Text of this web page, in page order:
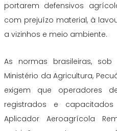
portarem defensivos
com prejuízo material, à
a vizinhos e meio ambiente.
As normas brasileiras,
Ministério da Agricultura,
exigem que operadores
registrados e
Aplicador Aeroagrícola